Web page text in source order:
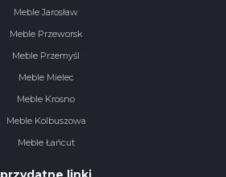
Meble Jarosław
Meble Przeworsk
Meble Przemyśl
Meble Mielec
Meble Krosno
Meble Kolbuszowa
Meble Łańcut